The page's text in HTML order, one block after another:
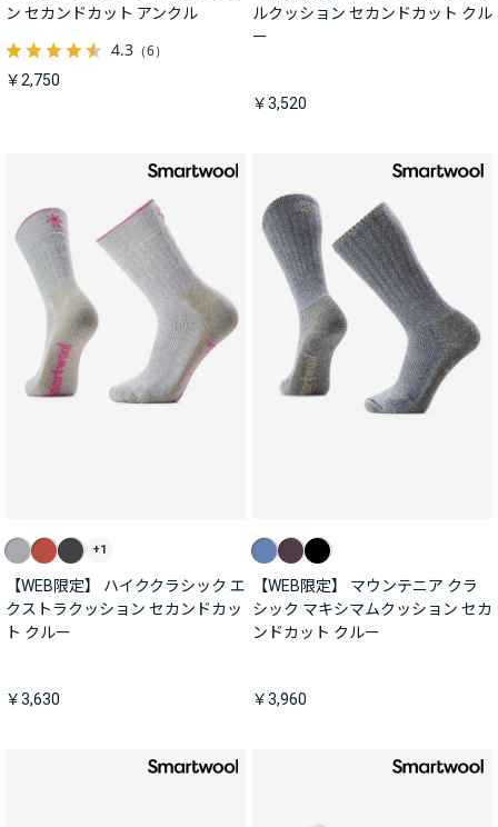
ン セカンドカット アンクル
4.3 （6）
￥2,750
ルクッション セカンドカット クル
ー
￥3,520
+1
【WEB限定】 ハイククラシック エ
クストラクッション セカンドカッ
ト クルー
￥3,630
【WEB限定】 マウンテニア クラ
シック マキシマムクッション セカ
ンドカット クルー
￥3,960